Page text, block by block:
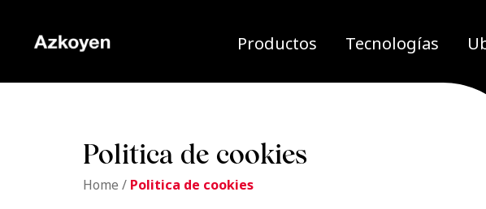
Productos Tecnologías
Politica de cookies
Home / Politica de cookies